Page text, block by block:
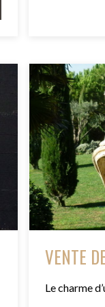
VENTE
Le charme